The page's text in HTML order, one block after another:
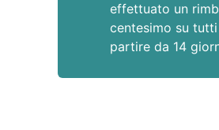
effettuato un
centesimo su
partire da 14